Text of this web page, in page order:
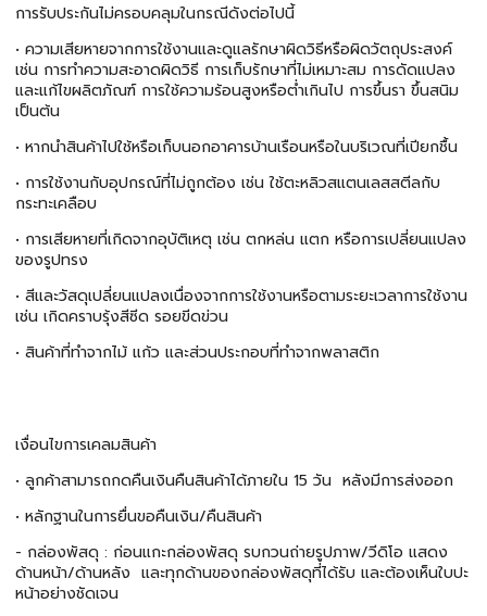
การรับประกันไม่ครอบคลุมในกรณีดังต่อไปนี้
• ความเสียหายจากการใช้งานและดูแลรักษาผิดวิธีหรือผิดวัตถุประสงค์
เช่น การทำความสะอาดผิดวิธี การเก็บรักษาที่ไม่เหมาะสม การดัดแปลง
และแก้ไขผลิตภัณฑ์ การใช้ความร้อนสูงหรือต่ำเกินไป การขึ้นรา ขึ้นสนิม
เป็นต้น
• หากนำสินค้าไปใช้หรือเก็บนอกอาคารบ้านเรือนหรือในบริเวณที่เปียกชื้น
• การใช้งานกับอุปกรณ์ที่ไม่ถูกต้อง เช่น ใช้ตะหลิวสแตนเลสสตีลกับ
กระทะเคลือบ
• การเสียหายที่เกิดจากอุบัติเหตุ เช่น ตกหล่น แตก หรือการเปลี่ยนแปลง
ของรูปทรง
• สีและวัสดุเปลี่ยนแปลงเนื่องจากการใช้งานหรือตามระยะเวลาการใช้งาน
เช่น เกิดคราบรุ้งสีซีด รอยขีดข่วน
• สินค้าที่ทำจากไม้ แก้ว และส่วนประกอบที่ทำจากพลาสติก
เงื่อนไขการเคลมสินค้า
• ลูกค้าสามารถกดคืนเงินคืนสินค้าได้ภายใน 15 วัน หลังมีการส่งออก
• หลักฐานในการยื่นขอคืนเงิน/คืนสินค้า
- กล่องพัสดุ : ก่อนแกะกล่องพัสดุ รบกวนถ่ายรูปภาพ/วีดิโอ แสดง
ด้านหน้า/ด้านหลัง และทุกด้านของกล่องพัสดุที่ได้รับ และต้องเห็นใบปะ
หน้าอย่างชัดเจน